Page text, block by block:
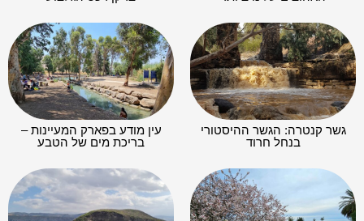
גשר קנטרה: הגשר ההיסטורי
בנחל חרוד
עין מודע בפארק המעיינות –
בריכת מים של הטבע